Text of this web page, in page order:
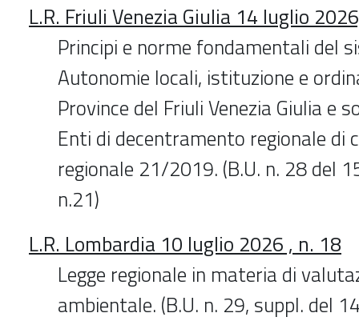
L.R. Friuli Venezia Giulia 14 luglio
Principi e norme fondamentali del
Autonomie locali, istituzione e
Province del Friuli Venezia Giulia e
Enti di decentramento regionale di
regionale 21/2019. (B.U. n. 28 del
n.21)
L.R. Lombardia 10 luglio 2026 , n. 18
Legge regionale in materia di
ambientale. (B.U. n. 29, suppl. del